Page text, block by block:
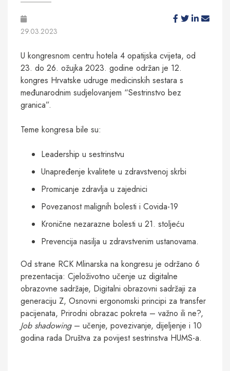
29.03.2023
U kongresnom centru hotela 4 opatijska cvijeta, od
23. do 26. ožujka 2023. godine održan je 12.
kongres Hrvatske udruge medicinskih sestara s
međunarodnim sudjelovanjem “Sestrinstvo bez
granica”.
Teme kongresa bile su:
Leadership u sestrinstvu
Unapređenje kvalitete u zdravstvenoj skrbi
Promicanje zdravlja u zajednici
Povezanost malignih bolesti i Covida-19
Kronične nezarazne bolesti u 21. stoljeću
Prevencija nasilja u zdravstvenim ustanovama.
Od strane RCK Mlinarska na kongresu je održano 6
prezentacija: Cjeloživotno učenje uz digitalne
obrazovne sadržaje, Digitalni obrazovni sadržaji za
generaciju Z, Osnovni ergonomski principi za transfer
pacijenata, Prirodni obrazac pokreta – važno ili ne?,
Job shadowing– učenje, povezivanje, dijeljenje i 10
godina rada Društva za povijest sestrinstva HUMS-a.